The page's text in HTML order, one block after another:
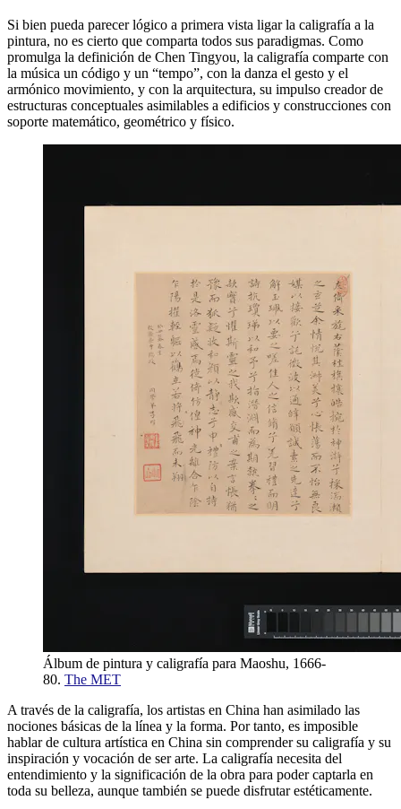
Si bien pueda parecer lógico a primera vista ligar la caligrafía a la
pintura, no es cierto que comparta todos sus paradigmas. Como
promulga la definición de Chen Tingyou, la caligrafía comparte con
la música un código y un “tempo”, con la danza el gesto y el
armónico movimiento, y con la arquitectura, su impulso creador de
estructuras conceptuales asimilables a edificios y construcciones con
soporte matemático, geométrico y físico.
Álbum de pintura y caligrafía para Maoshu, 1666-
80. The MET
A través de la caligrafía, los artistas en China han asimilado las
nociones básicas de la línea y la forma. Por tanto, es imposible
hablar de cultura artística en China sin comprender su caligrafía y su
inspiración y vocación de ser arte. La caligrafía necesita del
entendimiento y la significación de la obra para poder captarla en
toda su belleza, aunque también se puede disfrutar estéticamente.